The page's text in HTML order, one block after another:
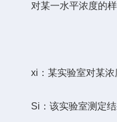
对某一水平浓度的样
xi：某实验室对某浓
Si：该实验室测定结